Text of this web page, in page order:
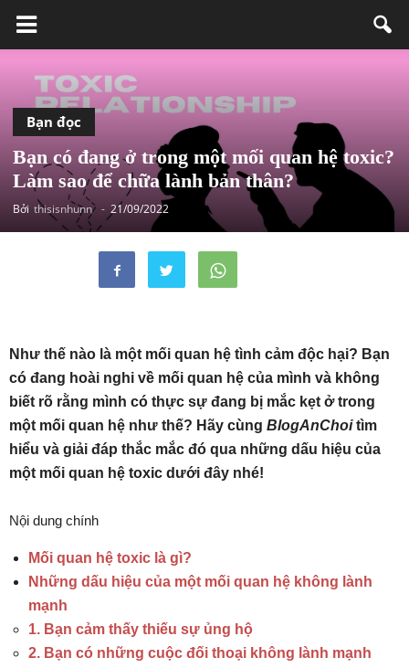
Bạn đọc
Bạn có đang ở trong một mối quan hệ toxic?
Làm sao để chữa lành bản thân?
Bởi thisisnhunn - 21/09/2022
Như thế nào là một mối quan hệ tình cảm độc hại? Bạn
có đang hoài nghi về mối quan hệ của mình và không
biết rõ rằng mình có thực sự đang bị mắc kẹt ở trong
một mối quan hệ như thế? Hãy cùng BlogAnChoitìm
hiểu và giải đáp thắc mắc đó qua những dấu hiệu của
một mối quan hệ toxic dưới đây nhé!
Nội dung chính
Mối quan hệ toxic là gì?
Những dấu hiệu của một mối quan hệ không lành
mạnh
1. Bạn cảm thấy thiếu sự ủng hộ
2. Bạn có những cuộc đối thoại không lành mạnh